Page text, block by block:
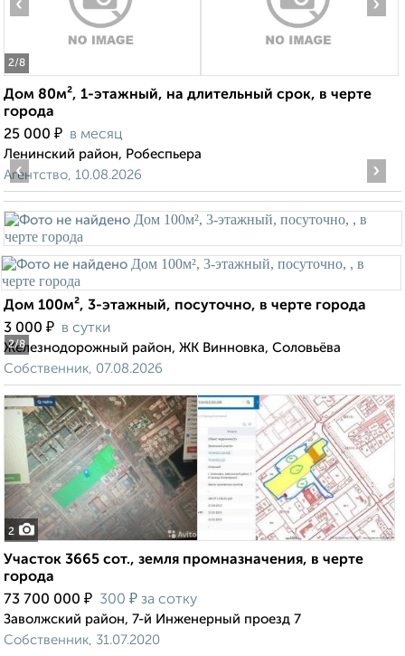
2/8
‹ ›
Дом 80м², 1-этажный, на длительный срок, в черте
города
25 000 ₽ в месяц
Ленинский район, Робеспьера
Агентство, 10.08.2026
2/8
‹ ›
Дом 100м², 3-этажный, посуточно, в черте города
3 000 ₽ в сутки
Железнодорожный район, ЖК Винновка, Соловьёва
Собственник, 07.08.2026
2
Участок 3665 сот., земля промназначения, в черте
города
73 700 000 ₽ 300 ₽ за сотку
Заволжский район, 7-й Инженерный проезд 7
Собственник, 31.07.2020